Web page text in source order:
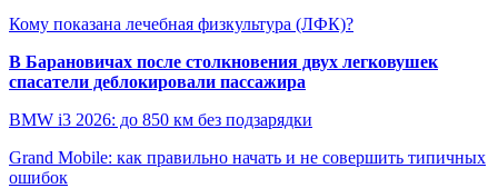
Кому показана лечебная физкультура (ЛФК)?
В Барановичах после столкновения двух легковушек
спасатели деблокировали пассажира
BMW i3 2026: до 850 км без подзарядки
Grand Mobile: как правильно начать и не совершить типичных
ошибок